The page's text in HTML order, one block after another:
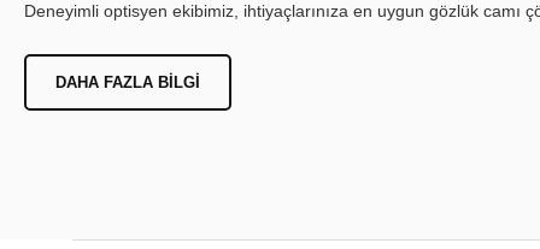
Deneyimli optisyen ekibimiz, ihtiyaçlarınıza en uygun gözlük camı
DAHA FAZLA BILGI